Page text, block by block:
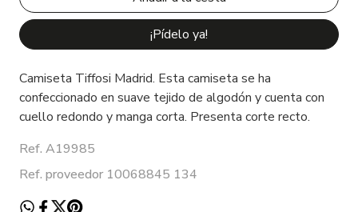
¡Pídelo ya!
Camiseta Tiffosi Madrid. Esta camiseta se ha
confeccionado en suave tejido de algodón y cuenta con
cuello redondo y manga corta. Presenta corte recto.
Ref. A19985
Ref. proveedor 10068845 134